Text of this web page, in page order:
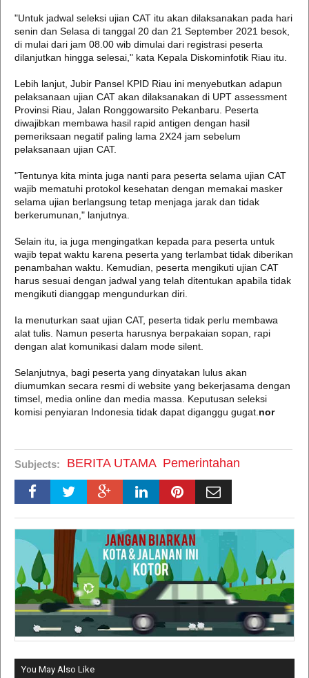
"Untuk jadwal seleksi ujian CAT itu akan dilaksanakan pada hari
senin dan Selasa di tanggal 20 dan 21 September 2021 besok,
di mulai dari jam 08.00 wib dimulai dari registrasi peserta
dilanjutkan hingga selesai," kata Kepala Diskominfotik Riau itu.
Lebih lanjut, Jubir Pansel KPID Riau ini menyebutkan adapun
pelaksanaan ujian CAT akan dilaksanakan di UPT assessment
Provinsi Riau, Jalan Ronggowarsito Pekanbaru. Peserta
diwajibkan membawa hasil rapid antigen dengan hasil
pemeriksaan negatif paling lama 2X24 jam sebelum
pelaksanaan ujian CAT.
"Tentunya kita minta juga nanti para peserta selama ujian CAT
wajib mematuhi protokol kesehatan dengan memakai masker
selama ujian berlangsung tetap menjaga jarak dan tidak
berkerumunan," lanjutnya.
Selain itu, ia juga mengingatkan kepada para peserta untuk
wajib tepat waktu karena peserta yang terlambat tidak diberikan
penambahan waktu. Kemudian, peserta mengikuti ujian CAT
harus sesuai dengan jadwal yang telah ditentukan apabila tidak
mengikuti dianggap mengundurkan diri.
Ia menuturkan saat ujian CAT, peserta tidak perlu membawa
alat tulis. Namun peserta harusnya berpakaian sopan, rapi
dengan alat komunikasi dalam mode silent.
Selanjutnya, bagi peserta yang dinyatakan lulus akan
diumumkan secara resmi di website yang bekerjasama dengan
timsel, media online dan media massa. Keputusan seleksi
komisi penyiaran Indonesia tidak dapat diganggu gugat. nor
Subjects: BERITA UTAMA Pemerintahan
You May Also Like